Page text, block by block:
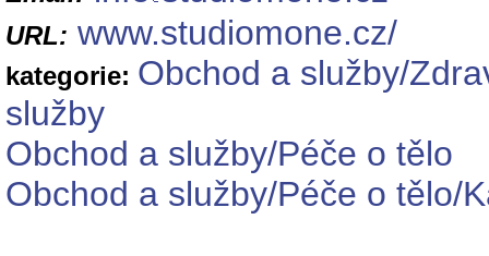
URL: www.studiomone.cz/
kategorie: Obchod a služby/
služby
Obchod a služby/Péče o tělo
Obchod a služby/Péče o tělo/